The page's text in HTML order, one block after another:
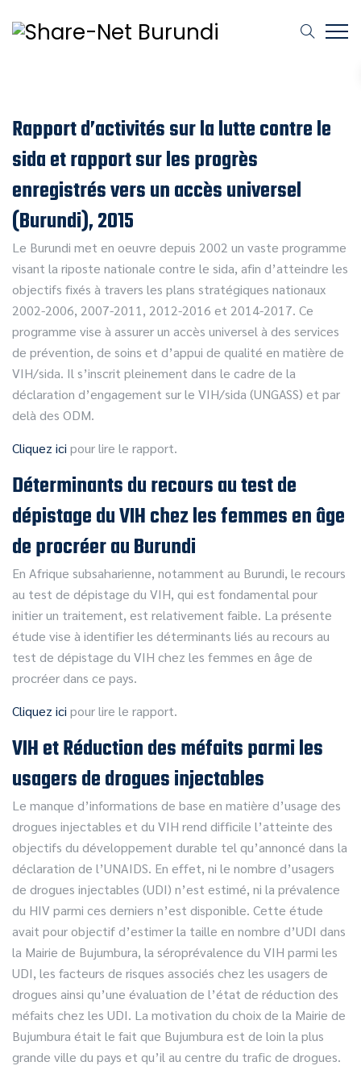
Rapport d’activités sur la lutte contre le
sida et rapport sur les progrès
enregistrés vers un accès universel
(Burundi), 2015
Le Burundi met en oeuvre depuis 2002 un vaste programme
visant la riposte nationale contre le sida, afin d’atteindre les
objectifs fixés à travers les plans stratégiques nationaux
2002-2006, 2007-2011, 2012-2016 et 2014-2017. Ce
programme vise à assurer un accès universel à des services
de prévention, de soins et d’appui de qualité en matière de
VIH/sida. Il s’inscrit pleinement dans le cadre de la
déclaration d’engagement sur le VIH/sida (UNGASS) et par
delà des ODM.
Cliquez ici pour lire le rapport.
Déterminants du recours au test de
dépistage du VIH chez les femmes en âge
de procréer au Burundi
En Afrique subsaharienne, notamment au Burundi, le recours
au test de dépistage du VIH, qui est fondamental pour
initier un traitement, est relativement faible. La présente
étude vise à identifier les déterminants liés au recours au
test de dépistage du VIH chez les femmes en âge de
procréer dans ce pays.
Cliquez ici pour lire le rapport.
VIH et Réduction des méfaits parmi les
usagers de drogues injectables
Le manque d’informations de base en matière d’usage des
drogues injectables et du VIH rend difficile l’atteinte des
objectifs du développement durable tel qu’annoncé dans la
déclaration de l’UNAIDS. En effet, ni le nombre d’usagers
de drogues injectables (UDI) n’est estimé, ni la prévalence
du HIV parmi ces derniers n’est disponible. Cette étude
avait pour objectif d’estimer la taille en nombre d’UDI dans
la Mairie de Bujumbura, la séroprévalence du VIH parmi les
UDI, les facteurs de risques associés chez les usagers de
drogues ainsi qu’une évaluation de l’état de réduction des
méfaits chez les UDI. La motivation du choix de la Mairie de
Bujumbura était le fait que Bujumbura est de loin la plus
grande ville du pays et qu’il au centre du trafic de drogues.